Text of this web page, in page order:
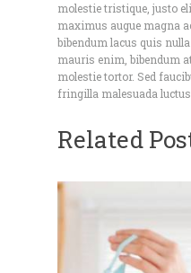
molestie tristique, justo
maximus augue magna
bibendum lacus quis
mauris enim, bibendum
molestie tortor. Sed
fringilla malesuada luctus.
Related